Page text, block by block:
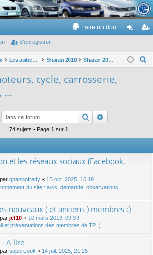
acquéreurs du Volkswagen Touran
Faire un don
ne nr
S’enregistrer
Les autres voitures et ce qui touche à la voiture Sharan 2010 Sharan 2010 : moteurs, cycle, carrosserie, aménagements, ...
h
cycle, carrosserie,
...
Rechercher
74 sujets • Page 1 sur 1
et les réseaux sociaux (Facebook,
gnanvofredy « 13 oct. 2025, 16:19
du site : avis, demande, observations, ...
nouveaux ( et anciens ) membres :)
jef10 « 10 mars 2013, 09:39
et présentations des membres de TP :)
- A lire
supercook « 14 juil. 2025, 21:25